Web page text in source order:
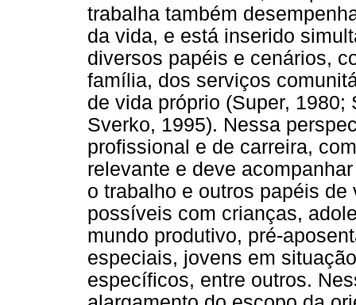
trabalha também
da vida, e está inserido
diversos papéis e cenários,
família, dos serviços
de vida próprio (Super,
Sverko, 1995). Nessa
profissional e de carreira,
relevante e deve
o trabalho e outros papéis
possíveis com crianças,
mundo produtivo, pré-
especiais, jovens em
específicos, entre outros.